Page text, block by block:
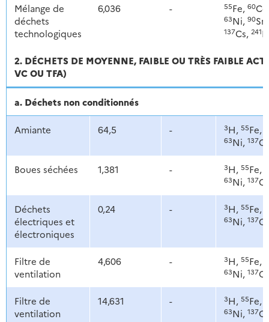
Mélange de
déchets
technologiques
6,036 - 55Fe, 60
63Ni, 90Sr,
137Cs, 241
2. DÉCHETS DE MOYENNE, FAIBLE OU TRÈS FAIBLE
VC OU TFA)
a. Déchets non conditionnés
Amiante 64,5 - 3H, 55Fe,
63Ni, 137Cs
Boues séchées 1,381 - 3H, 55Fe,
63Ni, 137Cs
Déchets
électriques et
électroniques
0,24 - 3H, 55Fe,
63Ni, 137Cs
Filtre de
ventilation
4,606 - 3H, 55Fe,
63Ni, 137Cs
Filtre de
ventilation
14,631 - 3H, 55Fe,
63Ni, 137Cs